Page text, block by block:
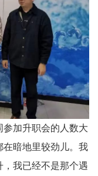
加升职会的人数大
在暗地里较劲儿。我
我已经不是那个遇